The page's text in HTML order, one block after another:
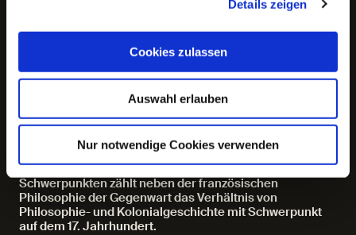
Details zeigen
Cookies zulassen
Auswahl erlauben
Nur notwendige Cookies verwenden
Modellen ausgeschlossen? Wie schrieben sie
Zukunft ihrer so radikal verschiedenen
Besitzindividualismen gewesen sein? Wie können
Critical Philosophies of Race und dekoloniale Theorien,
die von der Neuen Rechten so lustvoll verachtet werden,
Katja Diefenbach ist Professorin für
Kulturphilosophie/Philosophie der Kulturen an der
Europa- niversität, Frankfurt (Oder). Zu ihren
Schwerpunkten zählt neben der französischen
Philosophie der Gegenwart das Verhältnis von
Philosophie- und Kolonialgeschichte mit Schwerpunkt
auf dem 17. Jahrhundert.